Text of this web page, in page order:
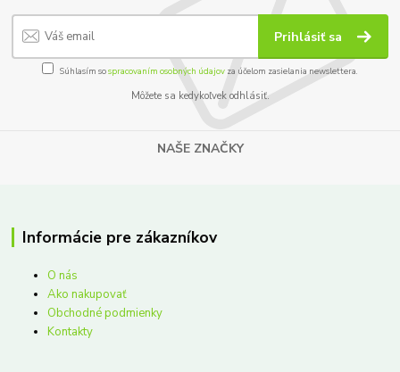
Prihlásiť sa
Súhlasím sospracovaním osobných údajov za účelom zasielania newslettera.
Môžete sa kedykoľvek odhlásiť.
NAŠE ZNAČKY
Informácie pre zákazníkov
O nás
Ako nakupovať
Obchodné podmienky
Kontakty